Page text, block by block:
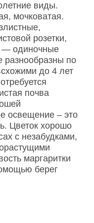
виды.
мочковатая.
розетки,
— одиночные
разнообразны по
до 4 лет
почва
освещение – это
Цветок хорошо
с незабудками,
маргаритки
берег